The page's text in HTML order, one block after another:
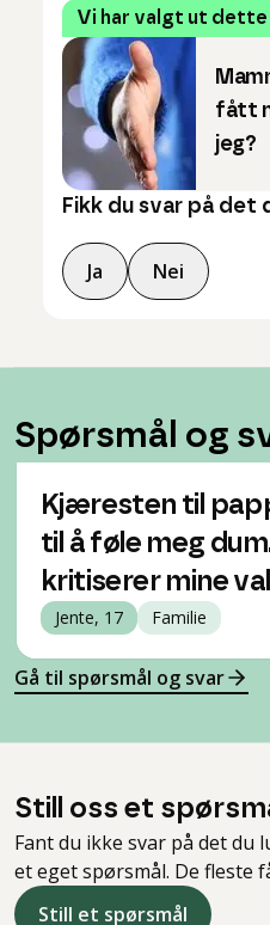
Vi har valgt ut
fått
jeg?
Fikk du svar på det
Ja Nei
Spørsmål og
Kjæresten til
til å føle meg
kritiserer mine
Jente, 17 Familie
Gå til spørsmål og svar
Still oss et
Fant du ikke svar på det du
et eget spørsmål. De fleste
Still et spørsmål